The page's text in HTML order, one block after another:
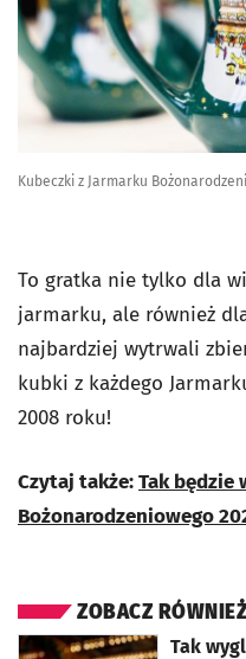
Kubeczki z Jarmarku
To gratka nie tylko dla
jarmarku, ale również
najbardziej wytrwali
kubki z każdego
2008 roku!
Czytaj także:Tak będzie
Bożonarodzeniowego
ZOBACZ RÓWNIEŻ
Tak
otworzy się w nowej karcie